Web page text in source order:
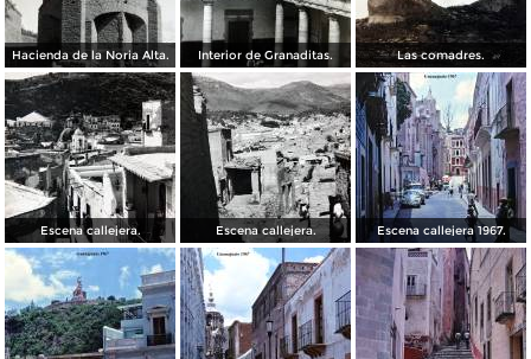
Hacienda de la Noria Alta. Interior de Granaditas. Las comadres.
Escena callejera. Escena callejera. Escena callejera 1967.